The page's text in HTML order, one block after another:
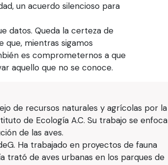
un acuerdo silencioso para
datos. Queda la certeza de
que, mientras sigamos
es comprometernos a que
aquello que no se conoce.
de recursos naturales y agrícolas por la
de Ecología A.C. Su trabajo se enfoca
de las aves.
Ha trabajado en proyectos de fauna
trató de aves urbanas en los parques de